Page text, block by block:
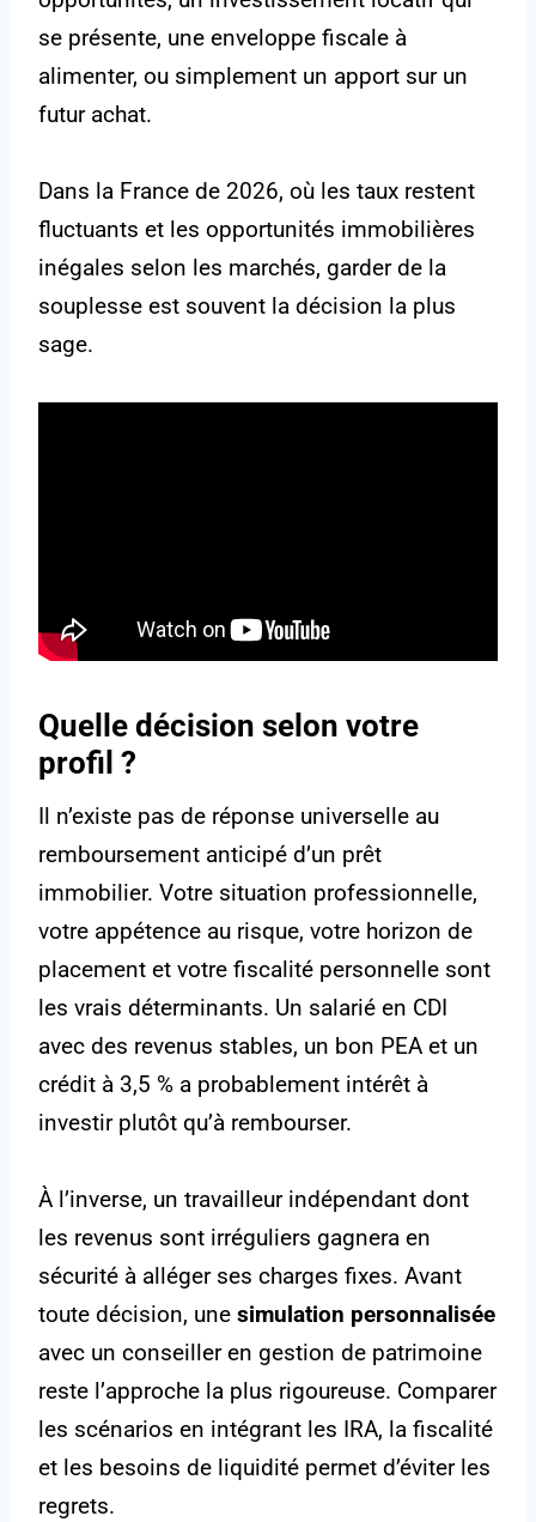
se présente, une enveloppe fiscale à
alimenter, ou simplement un apport sur un
futur achat.
Dans la France de 2026, où les taux restent
fluctuants et les opportunités immobilières
inégales selon les marchés, garder de la
souplesse est souvent la décision la plus
sage.
Quelle décision selon votre
profil ?
Il n’existe pas de réponse universelle au
remboursement anticipé d’un prêt
immobilier. Votre situation professionnelle,
votre appétence au risque, votre horizon de
placement et votre fiscalité personnelle sont
les vrais déterminants. Un salarié en CDI
avec des revenus stables, un bon PEA et un
crédit à 3,5 % a probablement intérêt à
investir plutôt qu’à rembourser.
À l’inverse, un travailleur indépendant dont
les revenus sont irréguliers gagnera en
sécurité à alléger ses charges fixes. Avant
toute décision, une simulation personnalisée
avec un conseiller en gestion de patrimoine
reste l’approche la plus rigoureuse. Comparer
les scénarios en intégrant les IRA, la fiscalité
et les besoins de liquidité permet d’éviter les
regrets.